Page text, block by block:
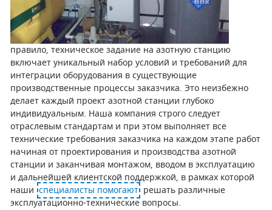
правило, техническое задание на азотную станцию
включает уникальный набор условий и требований для
интеграции оборудования в существующие
производственные процессы заказчика. Это неизбежно
делает каждый проект азотной станции глубоко
индивидуальным. Наша компания строго следует
отраслевым стандартам и при этом выполняет все
технические требования заказчика на каждом этапе работ
начиная от проектирования и производства азотной
станции и заканчивая монтажом, вводом в эксплуатацию
и дальнейшей клиентской поддержкой, в рамках которой
наши специалисты помогают решать различные
эксплуатационно-технические вопросы.